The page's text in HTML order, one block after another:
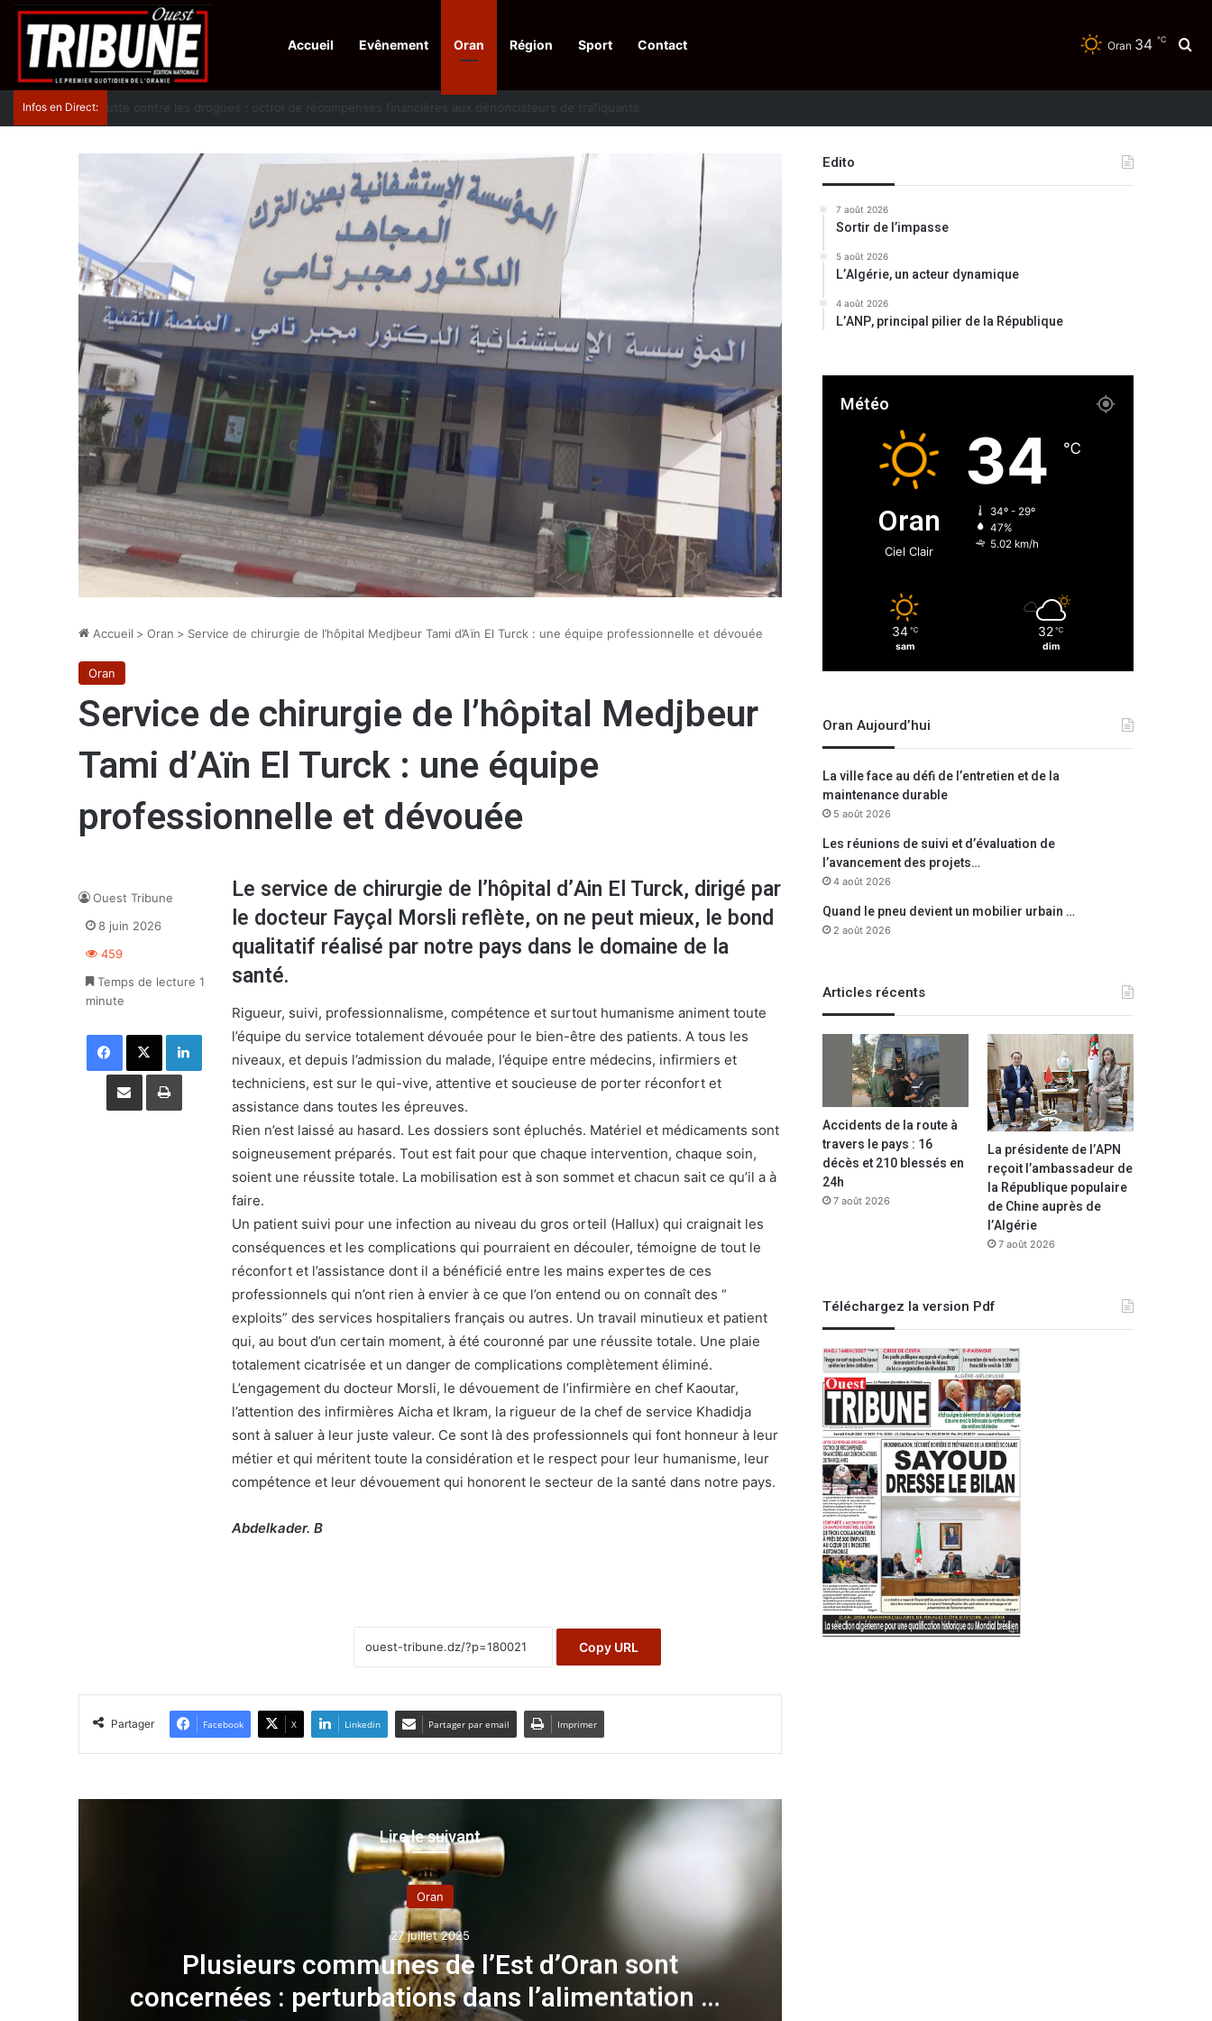
Accueil Evênement Oran Région Sport Contact Oran 34 ℃
Infos en Direct:
Accueil > Oran > Service de chirurgie de l’hôpital Medjbeur Tami d’Aïn El Turck : une équipe professionnelle et dévouée
Oran
Service de chirurgie de l’hôpital Medjbeur
Tami d’Aïn El Turck : une équipe
professionnelle et dévouée
Le service de chirurgie de l’hôpital d’Ain El Turck, dirigé par
le docteur Fayçal Morsli reflète, on ne peut mieux, le bond
qualitatif réalisé par notre pays dans le domaine de la
santé.
Rigueur, suivi, professionnalisme, compétence et surtout humanisme animent toute
l’équipe du service totalement dévouée pour le bien-être des patients. A tous les
niveaux, et depuis l’admission du malade, l’équipe entre médecins, infirmiers et
techniciens, est sur le qui-vive, attentive et soucieuse de porter réconfort et
assistance dans toutes les épreuves.
Rien n’est laissé au hasard. Les dossiers sont épluchés. Matériel et médicaments sont
soigneusement préparés. Tout est fait pour que chaque intervention, chaque soin,
soient une réussite totale. La mobilisation est à son sommet et chacun sait ce qu’il a à
faire.
Un patient suivi pour une infection au niveau du gros orteil (Hallux) qui craignait les
conséquences et les complications qui pourraient en découler, témoigne de tout le
réconfort et l’assistance dont il a bénéficié entre les mains expertes de ces
professionnels qui n’ont rien à envier à ce que l’on entend ou on connaît des “
exploits” des services hospitaliers français ou autres. Un travail minutieux et patient
qui, au bout d’un certain moment, à été couronné par une réussite totale. Une plaie
totalement cicatrisée et un danger de complications complètement éliminé.
L’engagement du docteur Morsli, le dévouement de l’infirmière en chef Kaoutar,
l’attention des infirmières Aicha et Ikram, la rigueur de la chef de service Khadidja
sont à saluer à leur juste valeur. Ce sont là des professionnels qui font honneur à leur
métier et qui méritent toute la considération et le respect pour leur humanisme, leur
compétence et leur dévouement qui honorent le secteur de la santé dans notre pays.
Abdelkader. B
Copy URL
Ouest Tribune
8 juin 2026
459
Temps de lecture 1
minute
Facebook X Linkedin
Partager par email Imprimer
Partager Facebook X Linkedin Partager par email Imprimer
Lire le suivant
de l’Est d’Oran sont
dans l’alimentation en
NAPEC 2024 : ALNAFT lance un appel à
concurrence international «Algeria Bid Round
Edito
7 août 2026
Sortir de l’impasse
5 août 2026
L’Algérie, un acteur dynamique
4 août 2026
L’ANP, principal pilier de la République
Météo
Oran
Ciel Clair
34 ℃
34º - 29º
47%
5.02 km/h
34 ℃
sam
32 ℃
dim
Oran Aujourd’hui
La ville face au défi de l’entretien et de la
maintenance durable
5 août 2026
Les réunions de suivi et d’évaluation de
l’avancement des projets…
4 août 2026
Quand le pneu devient un mobilier urbain …
2 août 2026
Articles récents
Accidents de la route à
travers le pays : 16
décès et 210 blessés en
24h
7 août 2026
La présidente de l’APN
reçoit l’ambassadeur de
la République populaire
de Chine auprès de
l’Algérie
7 août 2026
Téléchargez la version Pdf